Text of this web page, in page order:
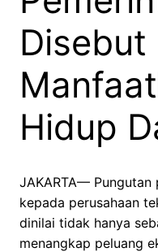
Disebut
Hidup
JAKARTA—
kepada perusahaan
dinilai tidak hanya
menangkap peluang